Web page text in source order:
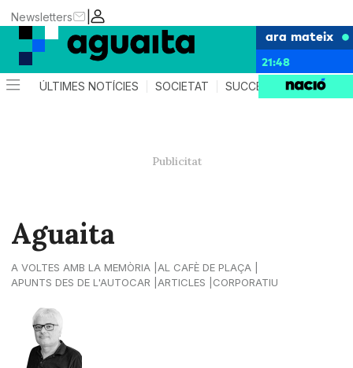
|
Newsletters
ara mateix
21:48
ÚLTIMES NOTÍCIES SOCIETAT SUCCESSOS AGENDA
Aguaita
A VOLTES AMB LA MEMÒRIA
AL CAFÈ DE PLAÇA
APUNTS DES DE L'AUTOCAR
ARTICLES CORPORATIU